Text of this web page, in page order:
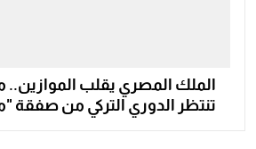
الملك المصري يقلب الموازين..
تنتظر الدوري التركي من صفقة